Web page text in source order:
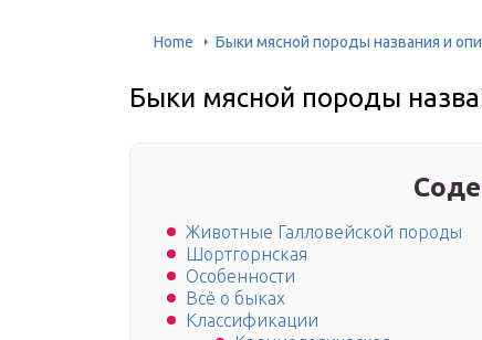
Home Быки мясной породы названия и
Быки мясной породы
Животные Галловейской породы
Шортгорнская
Особенности
Всё о быках
Классификации